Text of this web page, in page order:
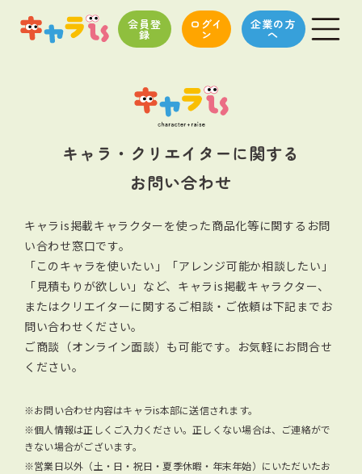
会員登
録
ログイ
ン
企業の方
へ
キャラ・クリエイターに関する
お問い合わせ
キャラis掲載キャラクターを使った商品化等に関するお問
い合わせ窓口です。
「このキャラを使いたい」「アレンジ可能か相談したい」
「見積もりが欲しい」など、キャラis掲載キャラクター、
またはクリエイターに関する ご相談・ご依頼は下記までお
問い合わせください。
ご商談（オンライン面談）も可能です。お気軽にお問合せ
ください。
※お問い合わせ内容はキャラis本部に送信されます。
※個人情報は正しくご入力ください。正しくない場合は、ご連絡がで
きない場合がございます。
※営業日以外（土・日・祝日・夏季休暇・年末年始）にいただいたお